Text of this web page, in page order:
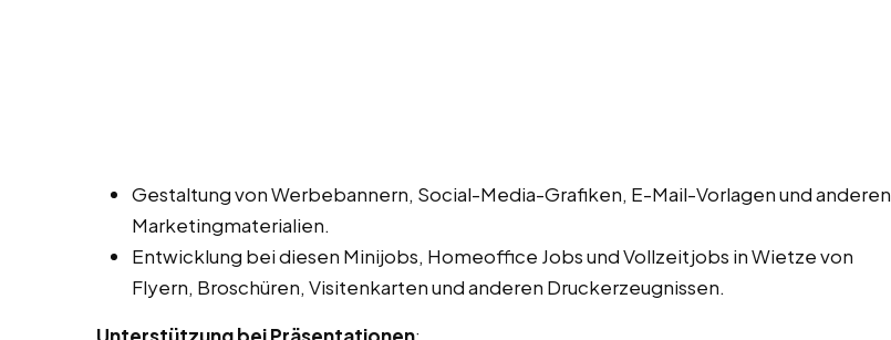
Gestaltung von Werbebannern, Social-Media-Grafiken, E-Mail-Vorlagen und anderen
Marketingmaterialien.
Entwicklung bei diesen Minijobs, Homeoffice Jobs und Vollzeitjobs in Wietze von
Flyern, Broschüren, Visitenkarten und anderen Druckerzeugnissen.